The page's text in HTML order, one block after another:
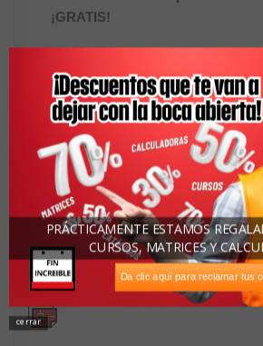
¡GRATIS!
Apellidos:
Correo Electrónico:
Descargas Recomendadas
cerrar
Da clic aquí para reclamar tus
PRÁCTICAMENTE ESTAMOS
CURSOS, MATRICES Y